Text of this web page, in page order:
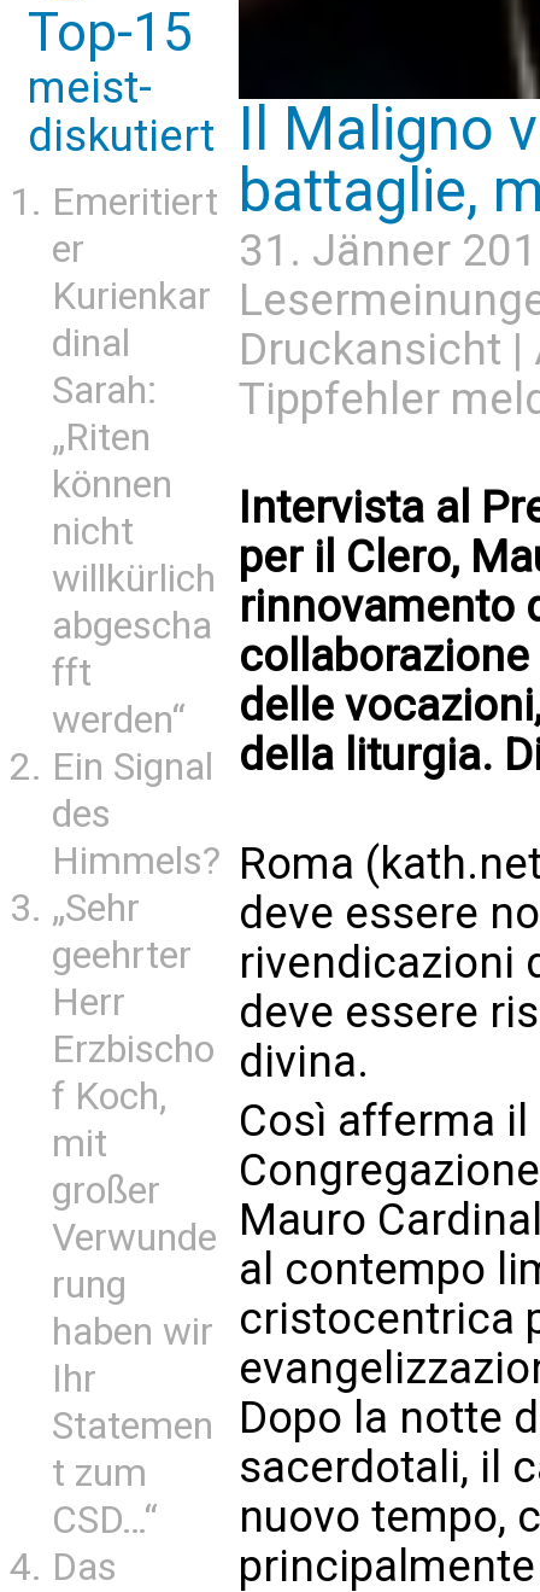
Top-15
meist-
diskutiert
Emeritiert
er
Kurienkar
dinal
Sarah:
„Riten
können
nicht
willkürlich
abgescha
fft
werden“
Ein Signal
des
Himmels?
„Sehr
geehrter
Herr
Erzbischo
f Koch,
mit
großer
Verwunde
rung
haben wir
Ihr
Statemen
t zum
CSD…“
Das
Il Maligno
battaglie,
31. Jänner
Druckansicht |
Tippfehler
Intervista al
per il Clero,
rinnovamento
delle
della liturgia.
Roma
deve essere
rivendicazioni
deve essere
divina.
Così afferma
Mauro
al contempo
Dopo la notte
sacerdotali, il
nuovo tempo,
principalmente